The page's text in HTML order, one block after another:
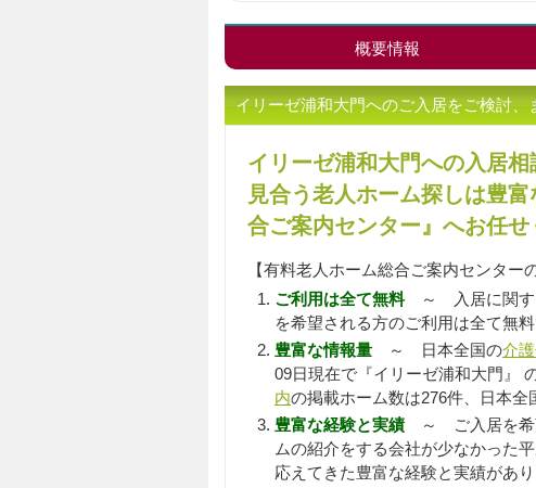
概要情報
イリーゼ浦和大門へのご入居をご検討、
イリーゼ浦和大門への入居
見合う老人ホーム探しは豊
合ご案内センター』へお任せ
【有料老人ホーム総合ご案内センター
ご利用は全て無料～ 入居に関する
を希望される方のご利用は全て無料
豊富な情報量 ～ 日本全国の介
09日現在で『イリーゼ浦和大門』
内の掲載ホーム数は276件、日本全
豊富な経験と実績～ ご入居を希望
ムの紹介をする会社が少なかった
応えてきた豊富な経験と実績があり